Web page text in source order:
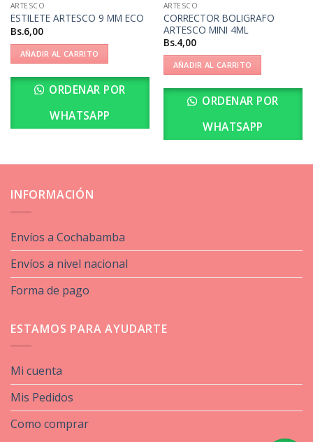
ARTESCO
ESTILETE ARTESCO 9 MM ECO
Bs.6,00
AÑADIR AL CARRITO
ORDENAR POR
WHATSAPP
ARTESCO
CORRECTOR BOLIGRAFO
ARTESCO MINI 4ML
Bs.4,00
AÑADIR AL CARRITO
ORDENAR POR
WHATSAPP
INFORMACIÓN
Envíos a Cochabamba
Envíos a nivel nacional
Forma de pago
ESTAMOS PARA AYUDARTE
Mi cuenta
Mis Pedidos
Como comprar